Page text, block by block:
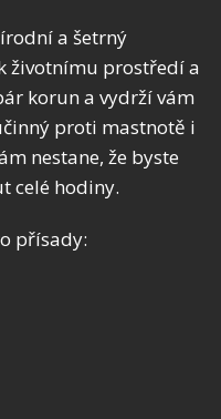
a šetrný
životnímu prostředí a
korun a vydrží vám
proti mastnotě i
nestane, že byste
celé hodiny.
přísady: